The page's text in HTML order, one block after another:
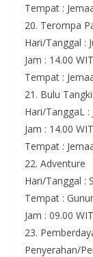
Tempat :
20. Terompa
Hari/Tanggal :
Jam : 14.00
Tempat :
21. Bulu
Hari/TanggaL
Jam : 14.00
Tempat :
22. Adventure
Hari/Tanggal :
Tempat :
Jam : 09.00
23.
Penyerahan/